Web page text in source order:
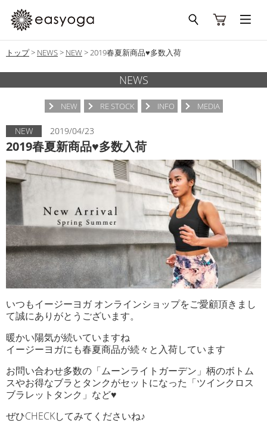
トップ> NEWS> NEW>2019春夏新商品♥多数入荷
NEWS
NEW RE STOCK INFO MEDIA
NEW 2019/04/23
2019春夏新商品♥多数入荷
いつもイージーヨガ オンラインショップをご愛顧頂きまし
て誠にありがとうございます。
暖かい陽気が続いていますね
イージーヨガにも春夏商品が続々と入荷しています
お問い合わせ多数の「ムーンライトガーデン」柄のボトム
スやお得なブラとタンクがセットになった「ツインクロス
ブラレットタンク」など♥
ぜひCHECKしてみてくださいね♪